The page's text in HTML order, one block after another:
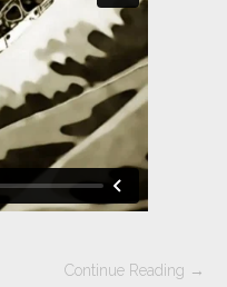
Continue Reading →